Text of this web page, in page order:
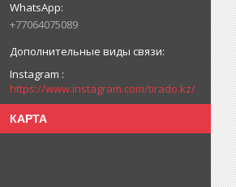
+77064075089
Instagram
https://www.instagram.com/tirado.kz/
КАРТА